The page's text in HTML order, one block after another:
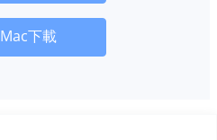
Mac下載